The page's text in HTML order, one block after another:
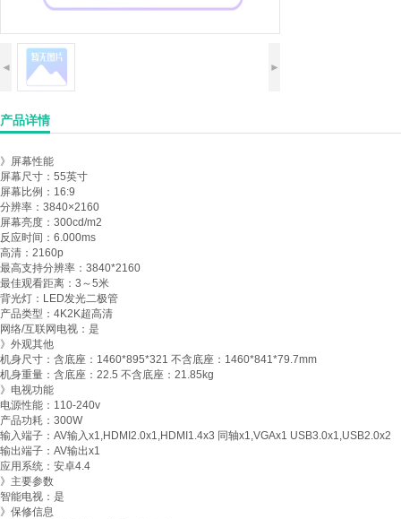
►
◄
产品详情
》屏幕性能
屏幕尺寸：55英寸
屏幕比例：16:9
分辨率：3840×2160
屏幕亮度：300cd/m2
反应时间：6.000ms
高清：2160p
最高支持分辨率：3840*2160
最佳观看距离：3～5米
背光灯：LED发光二极管
产品类型：4K2K超高清
网络/互联网电视：是
》外观其他
机身尺寸：含底座：1460*895*321 不含底座：1460*841*79.7mm
机身重量：含底座：22.5 不含底座：21.85kg
》电视功能
电源性能：110-240v
产品功耗：300W
输入端子：AV输入x1,HDMI2.0x1,HDMI1.4x3 同轴x1,VGAx1 USB3.0x1,USB2.0x2
输出端子：AV输出x1
应用系统：安卓4.4
》主要参数
智能电视：是
》保修信息